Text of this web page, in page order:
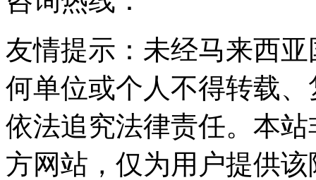
友情提示：未经马来西
何单位或个人不得转载
依法追究法律责任。本
方网站，仅为用户提供